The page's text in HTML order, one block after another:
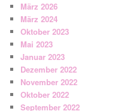
März 2026
März 2024
Oktober 2023
Mai 2023
Januar 2023
Dezember 2022
November 2022
Oktober 2022
September 2022